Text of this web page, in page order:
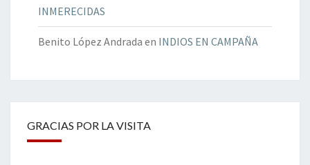
INMERECIDAS
Benito López Andrada en INDIOS EN CAMPAÑA
GRACIAS POR LA VISITA